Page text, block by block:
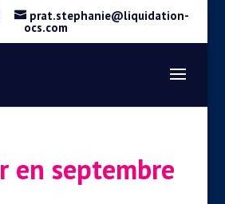
prat.stephanie@liquidation-
ocs.com
en septembre